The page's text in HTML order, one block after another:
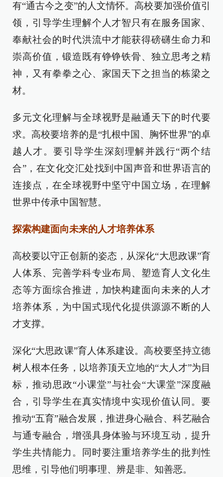
有“通古今之变”的人文情怀。高校要加强价值引
领，引导学生理解个人才智只有在服务国家、
奉献社会的时代洪流中才能获得磅礴生命力和
崇高价值，锻造既有铮铮铁骨、独立思考之精
神，又有拳拳之心、家国天下之担当的栋梁之
材。
多元文化理解与全球视野是融通天下的时代要
求。高校要培养的是“扎根中国、胸怀世界”的卓
越人才。要引导学生深刻理解并践行“两个结
合”，在文化交汇处找到中国声音和世界语言的
连接点，在全球视野中坚守中国立场，在理解
世界中传承中国智慧。
探索构建面向未来的人才培养体系
高校要以守正创新的姿态，从深化“大思政课”育
人体系、完善学科专业布局、塑造育人文化生
态等方面综合推进，加快构建面向未来的人才
培养体系，为中国式现代化提供源源不断的人
才支撑。
深化“大思政课”育人体系建设。高校要坚持立德
树人根本任务，以培养顶天立地的“大人才”为目
标，推动思政“小课堂”与社会“大课堂”深度融
合，引导学生在真实情境中实现价值认同。要
推动“五育”融合发展，推进身心融合、科艺融合
与通专融合，增强具身体验与环境互动，提升
学生共情能力。同时要注重培养学生的批判性
思维，引导他们明事理、辨是非、知善恶。